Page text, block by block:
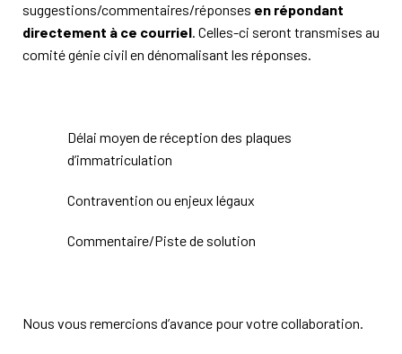
suggestions/commentaires/réponses en répondant
directement à ce courriel. Celles-ci seront transmises au
comité génie civil en dénomalisant les réponses.
Délai moyen de réception des plaques
d’immatriculation
Contravention ou enjeux légaux
Commentaire/Piste de solution
Nous vous remercions d’avance pour votre collaboration.